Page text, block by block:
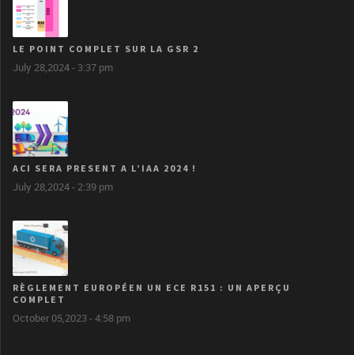
LE POINT COMPLET SUR LA GSR 2
July 28,2024 - 3:37 pm
ACI SERA PRESENT A L’IAA 2024 !
July 28,2024 - 2:39 pm
RÈGLEMENT EUROPÉEN UN ECE R151 : UN APERÇU
COMPLET
October 05,2023 - 4:58 pm